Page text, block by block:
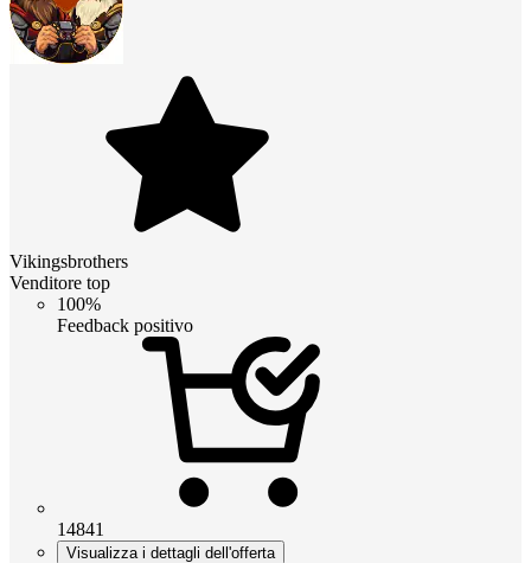
Vikingsbrothers
Venditore top
100%
Feedback positivo
14841
Visualizza i dettagli dell'offerta